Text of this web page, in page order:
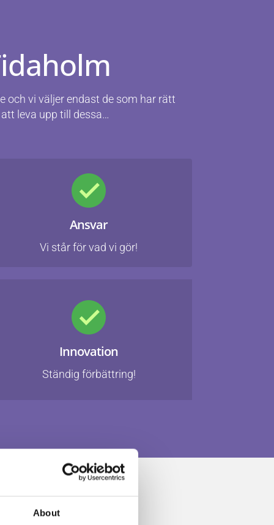
About
och vi väljer endast de som har rätt
leva upp till dessa…
Ansvar
Vi står för vad vi gör!
Innovation
Ständig förbättring!